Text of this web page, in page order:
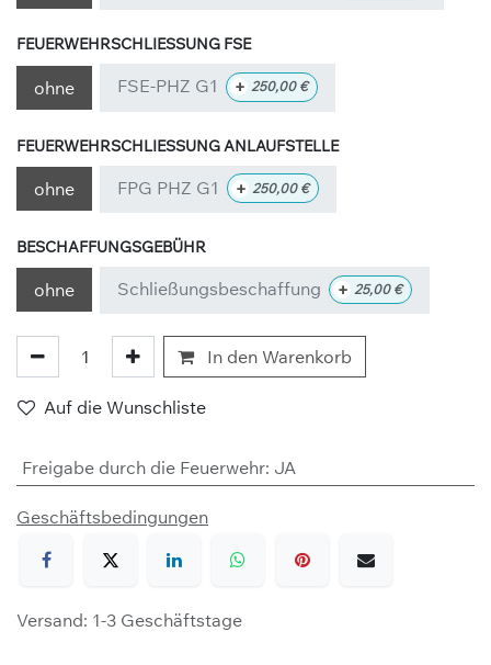
FEUERWEHRSCHLIESSUNG FSE
ohne FSE-PHZ G1 + 250,00€
FEUERWEHRSCHLIESSUNG ANLAUFSTELLE
ohne FPG PHZ G1 + 250,00€
BESCHAFFUNGSGEBÜHR
ohne Schließungsbeschaffung + 25,00€
In den Warenkorb
Auf die Wunschliste
Freigabe durch die Feuerwehr: JA
Geschäftsbedingungen
Versand: 1-3 Geschäftstage